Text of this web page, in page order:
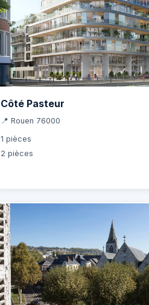
Côté Pasteur
📍 Rouen 76000
1 pièces
2 pièces